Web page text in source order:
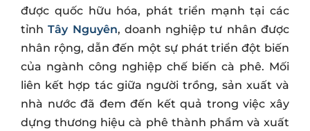
được quốc hữu hóa, phát triển mạnh tại các
tỉnhTây Nguyên, doanh nghiệp tư nhân được
nhân rộng, dẫn đến một sự phát triển đột biến
của ngành công nghiệp chế biến cà phê. Mối
liên kết hợp tác giữa người trồng, sản xuất và
nhà nước đã đem đến kết quả trong việc xây
dựng thương hiệu cà phê thành phẩm và xuất